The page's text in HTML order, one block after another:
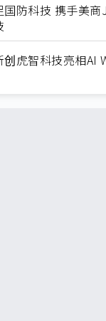
国防科技 携手美
虎智科技亮相AI